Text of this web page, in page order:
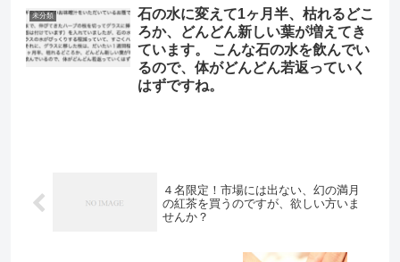
未分類
石の水に変えて1ヶ月半、枯れるどこ
ろか、どんどん新しい葉が増えてき
ています。 こんな石の水を飲んでい
るので、体がどんどん若返っていく
はずですね。
４名限定！市場には出ない、幻の満月
の紅茶を買うのですが、欲しい方いま
せんか？